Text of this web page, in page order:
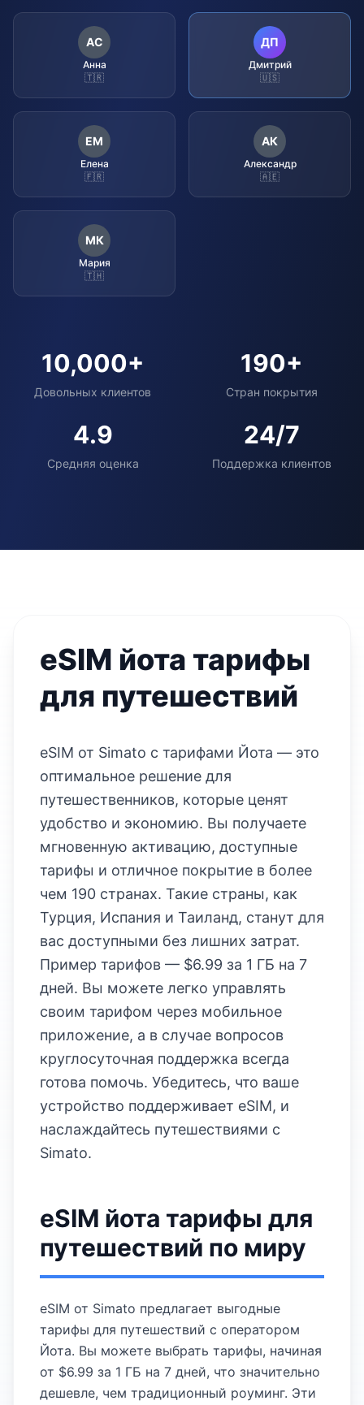
АС
Анна
🇹🇷
ДП
Дмитрий
🇺🇸
ЕМ
Елена
🇫🇷
АК
Александр
🇦🇪
МК
Мария
🇹🇭
10,000+
Довольных клиентов
190+
Стран покрытия
4.9
Средняя оценка
24/7
Поддержка клиентов
eSIM йота тарифы
для путешествий
eSIM от Simato с тарифами Йота — это
оптимальное решение для
путешественников, которые ценят
удобство и экономию. Вы получаете
мгновенную активацию, доступные
тарифы и отличное покрытие в более
чем 190 странах. Такие страны, как
Турция, Испания и Таиланд, станут для
вас доступными без лишних затрат.
Пример тарифов — $6.99 за 1 ГБ на 7
дней. Вы можете легко управлять
своим тарифом через мобильное
приложение, а в случае вопросов
круглосуточная поддержка всегда
готова помочь. Убедитесь, что ваше
устройство поддерживает eSIM, и
наслаждайтесь путешествиями с
Simato.
eSIM йота тарифы для
путешествий по миру
eSIM от Simato предлагает выгодные
тарифы для путешествий с оператором
Йота. Вы можете выбрать тарифы, начиная
от $6.99 за 1 ГБ на 7 дней, что значительно
дешевле, чем традиционный роуминг. Эти